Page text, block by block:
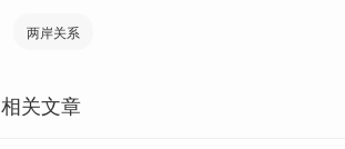
两岸关系
相关文章